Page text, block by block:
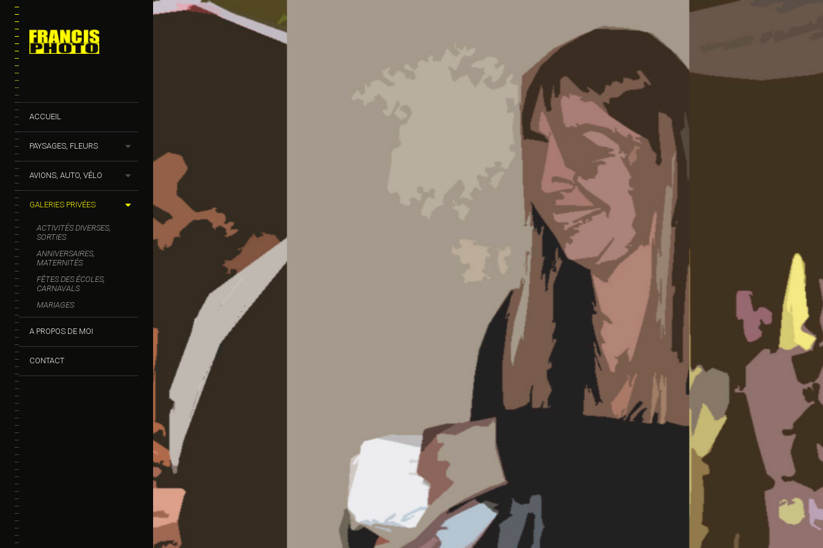
ACCUEIL
PAYSAGES, FLEURS
AVIONS, AUTO, VÉLO
GALERIES PRIVÉES
ACTIVITÉS DIVERSES,
SORTIES
ANNIVERSAIRES,
MATERNITÉS
FÊTES DES ÉCOLES,
CARNAVALS
MARIAGES
A PROPOS DE MOI
CONTACT